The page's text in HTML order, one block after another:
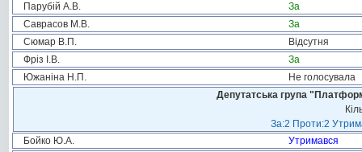
Парубій А.В.
За
Саврасов М.В.
За
Сюмар В.П.
Відсутня
Фріз І.В.
За
Южаніна Н.П.
Не голосувала
Депутатська група
За:2 Проти:2
Бойко Ю.А.
Утримався